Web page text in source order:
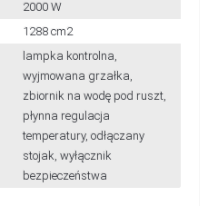
2000 W
1288 cm2
lampka kontrolna,
wyjmowana grzałka,
zbiornik na wodę pod ruszt,
płynna regulacja
temperatury, odłączany
stojak, wyłącznik
bezpieczeństwa